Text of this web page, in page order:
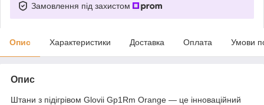
Замовлення під захистом
Опис Характеристики Доставка Оплата Умови
Опис
Штани з підігрівом Glovii Gp1Rm Orange — це інноваційний